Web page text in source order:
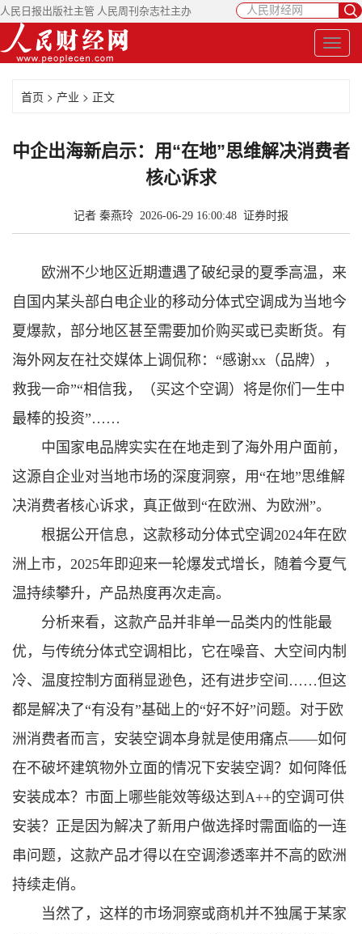
人民日报出版社主管 人民周刊杂志社主办
首页 > 产业 > 正文
中企出海新启示：用“在地”思维解决消费者
核心诉求
记者 秦燕玲 2026-06-29 16:00:48 证券时报
欧洲不少地区近期遭遇了破纪录的夏季高温，来
自国内某头部白电企业的移动分体式空调成为当地今
夏爆款，部分地区甚至需要加价购买或已卖断货。有
海外网友在社交媒体上调侃称：“感谢xx（品牌），
救我一命”“相信我，（买这个空调）将是你们一生中
最棒的投资”……
中国家电品牌实实在在地走到了海外用户面前，
这源自企业对当地市场的深度洞察，用“在地”思维解
决消费者核心诉求，真正做到“在欧洲、为欧洲”。
根据公开信息，这款移动分体式空调2024年在欧
洲上市，2025年即迎来一轮爆发式增长，随着今夏气
温持续攀升，产品热度再次走高。
分析来看，这款产品并非单一品类内的性能最
优，与传统分体式空调相比，它在噪音、大空间内制
冷、温度控制方面稍显逊色，还有进步空间……但这
都是解决了“有没有”基础上的“好不好”问题。对于欧
洲消费者而言，安装空调本身就是使用痛点——如何
在不破坏建筑物外立面的情况下安装空调？如何降低
安装成本？市面上哪些能效等级达到A++的空调可供
安装？正是因为解决了新用户做选择时需面临的一连
串问题，这款产品才得以在空调渗透率并不高的欧洲
持续走俏。
当然了，这样的市场洞察或商机并不独属于某家